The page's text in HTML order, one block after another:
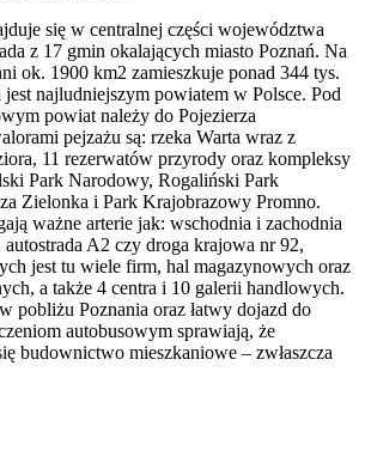
się w centralnej części województwa
z 17 gmin okalających miasto Poznań. Na
ok. 1900 km2 zamieszkuje ponad 344 tys.
jest najludniejszym powiatem w Polsce. Pod
powiat należy do Pojezierza
pejzażu są: rzeka Warta wraz z
11 rezerwatów przyrody oraz kompleksy
Park Narodowy, Rogaliński Park
Zielonka i Park Krajobrazowy Promno.
ważne arterie jak: wschodnia i zachodnia
A2 czy droga krajowa nr 92,
jest tu wiele firm, hal magazynowych oraz
a także 4 centra i 10 galerii handlowych.
pobliżu Poznania oraz łatwy dojazd do
autobusowym sprawiają, że
budownictwo mieszkaniowe – zwłaszcza